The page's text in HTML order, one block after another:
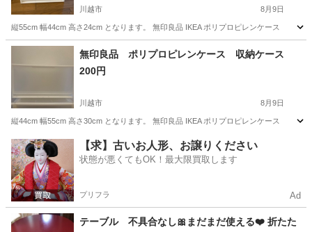
川越市 8月9日
縦55cm 幅44cm 高さ24cm となります。 無印良品 IKEA ポリプロピレンケース
埼玉 川越市 収納家具 無印良品
無印良品 ポリプロピレンケース 収納ケース
200円
川越市 8月9日
縦44cm 幅55cm 高さ30cm となります。 無印良品 IKEA ポリプロピレンケース
埼玉 川越市 収納家具 ケース
【求】古いお人形、お譲りください
状態が悪くてもOK！最大限買取します
プリフラ Ad
テーブル 不具合なし🎀まだまだ使える❤️ 折たた